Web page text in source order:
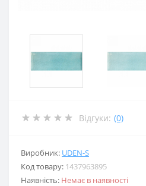
Відгуки: (0)
Виробник: UDEN-S
Код товару: 1437963895
Наявність: Немає в наявності